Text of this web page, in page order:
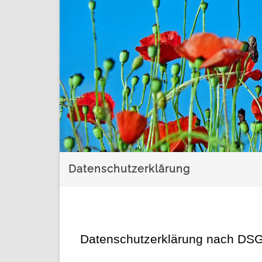
Datenschutzerklärung
Datenschutzerklärung nach